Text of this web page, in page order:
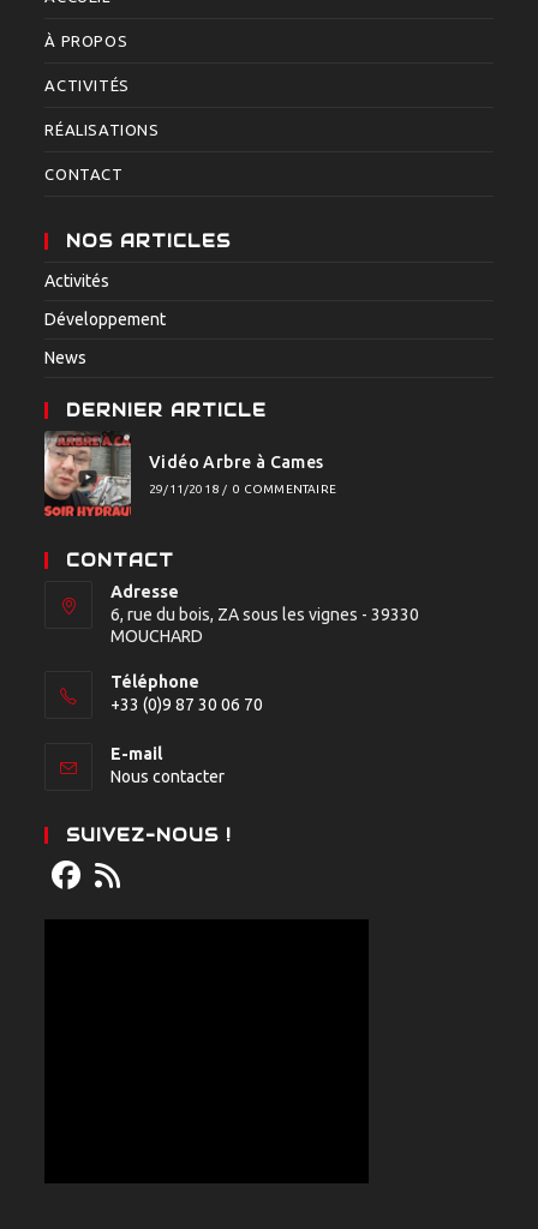
À PROPOS
ACTIVITÉS
RÉALISATIONS
CONTACT
NOS ARTICLES
Activités
Développement
News
DERNIER ARTICLE
Vidéo Arbre à Cames
29/11/2018 / 0 COMMENTAIRE
CONTACT
Adresse
6, rue du bois, ZA sous les vignes - 39330
MOUCHARD
Téléphone
+33 (0)9 87 30 06 70
E-mail
Nous contacter
SUIVEZ-NOUS !